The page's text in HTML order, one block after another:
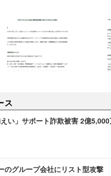
ス
い」サポート詐欺被害 2億
のグループ会社にリスト型攻撃